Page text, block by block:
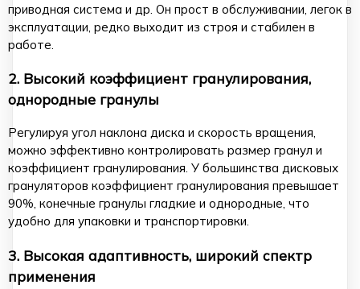
приводная система и др. Он прост в обслуживании, легок в
эксплуатации, редко выходит из строя и стабилен в
работе.
2. Высокий коэффициент гранулирования,
однородные гранулы
Регулируя угол наклона диска и скорость вращения,
можно эффективно контролировать размер гранул и
коэффициент гранулирования. У большинства дисковых
грануляторов коэффициент гранулирования превышает
90%, конечные гранулы гладкие и однородные, что
удобно для упаковки и транспортировки.
3. Высокая адаптивность, широкий спектр
применения